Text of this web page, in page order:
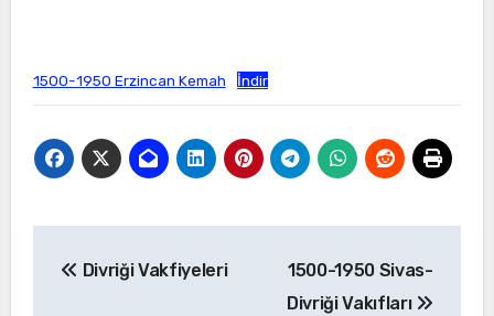
1500-1950 Erzincan Kemah İndir
gezinmesi
Divriği Vakfiyeleri
1500-1950 Sivas-
Divriği Vakıfları